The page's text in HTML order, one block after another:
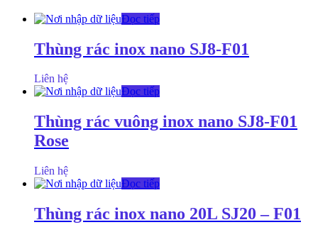
Đọc tiếp
Thùng rác inox nano SJ8-F01
Liên hệ
Đọc tiếp
Thùng rác vuông inox nano SJ8-F01
Rose
Liên hệ
Đọc tiếp
Thùng rác inox nano 20L SJ20 – F01